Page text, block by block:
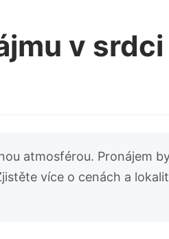
v
atmosférou. Pronájem
více o cenách a